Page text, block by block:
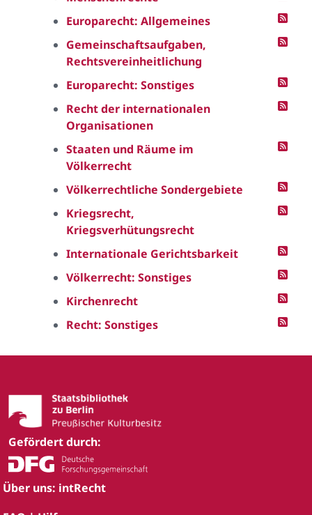
Europarecht: Allgemeines
Gemeinschaftsaufgaben,
Rechtsvereinheitlichung
Europarecht: Sonstiges
Recht der internationalen
Organisationen
Staaten und Räume im
Völkerrecht
Völkerrechtliche Sondergebiete
Kriegsrecht,
Kriegsverhütungsrecht
Internationale Gerichtsbarkeit
Völkerrecht: Sonstiges
Kirchenrecht
Recht: Sonstiges
Gefördert durch:
Über uns: intRecht